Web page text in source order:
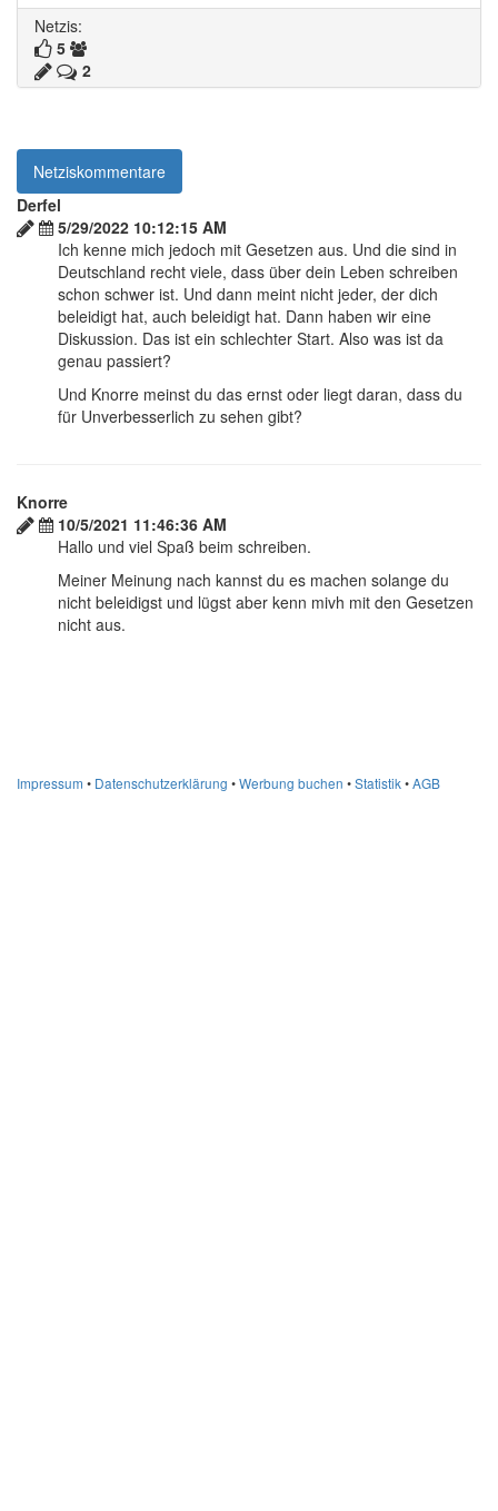
Netzis:
5
2
Netziskommentare
Derfel
5/29/2022 10:12:15 AM
Ich kenne mich jedoch mit Gesetzen aus. Und die sind in
Deutschland recht viele, dass über dein Leben schreiben
schon schwer ist. Und dann meint nicht jeder, der dich
beleidigt hat, auch beleidigt hat. Dann haben wir eine
Diskussion. Das ist ein schlechter Start. Also was ist da
genau passiert?
Und Knorre meinst du das ernst oder liegt daran, dass du
für Unverbesserlich zu sehen gibt?
Knorre
10/5/2021 11:46:36 AM
Hallo und viel Spaß beim schreiben.
Meiner Meinung nach kannst du es machen solange du
nicht beleidigst und lügst aber kenn mivh mit den Gesetzen
nicht aus.
Impressum • Datenschutzerklärung •Werbung buchen •Statistik•AGB